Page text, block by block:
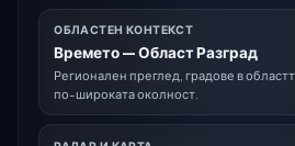
ОБЛАСТЕН КОНТЕКСТ
Времето — Област Разград
Регионален преглед, градове в
по-широката околност.